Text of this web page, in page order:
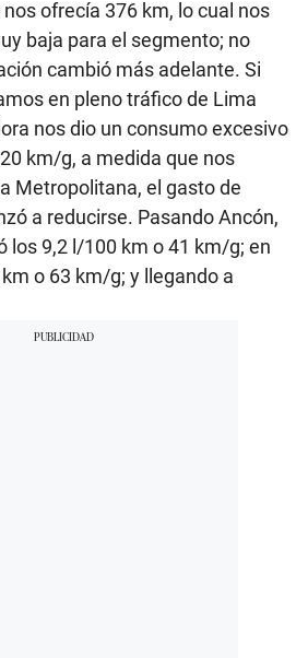
ofrecía 376 km, lo cual nos
baja para el segmento; no
cambió más adelante. Si
en pleno tráfico de Lima
nos dio un consumo excesivo
km/g, a medida que nos
Metropolitana, el gasto de
a reducirse. Pasando Ancón,
los 9,2 l/100 km o 41 km/g; en
o 63 km/g; y llegando a